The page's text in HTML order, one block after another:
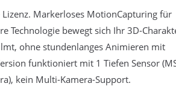
Markerloses MotionCapturing für
Technologie bewegt sich Ihr 3D-
ohne stundenlanges Animieren mit
funktioniert mit 1 Tiefen Sensor
kein Multi-Kamera-Support.